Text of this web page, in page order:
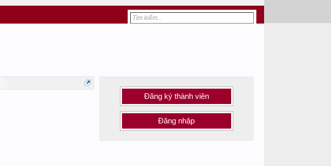
Đăng ký thành viên
Đăng nhập